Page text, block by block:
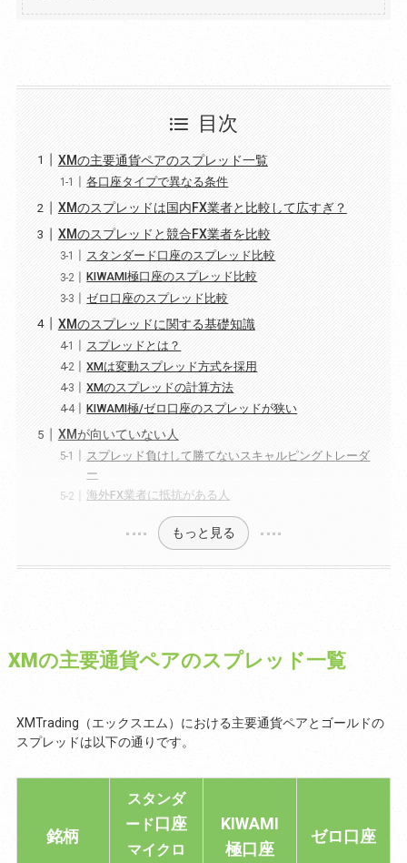
目次
XMの主要通貨ペアのスプレッド一覧
各口座タイプで異なる条件
XMのスプレッドは国内FX業者と比較して広すぎ？
XMのスプレッドと競合FX業者を比較
スタンダード口座のスプレッド比較
KIWAMI極口座のスプレッド比較
ゼロ口座のスプレッド比較
XMのスプレッドに関する基礎知識
スプレッドとは？
XMは変動スプレッド方式を採用
XMのスプレッドの計算方法
KIWAMI極/ゼロ口座のスプレッドが狭い
XMが向いていない人
スプレッド負けして勝てないスキャルピングトレーダ
ー
海外FX業者に抵抗がある人
もっと見る
XMの主要通貨ペアのスプレッド一覧
XMTrading（エックスエム）における主要通貨ペアとゴールドの
スプレッドは以下の通りです。
銘柄
スタンダ
ード口座
マイクロ
KIWAMI
極口座
ゼロ口座